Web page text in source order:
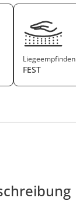
Liegeempfinden
FEST